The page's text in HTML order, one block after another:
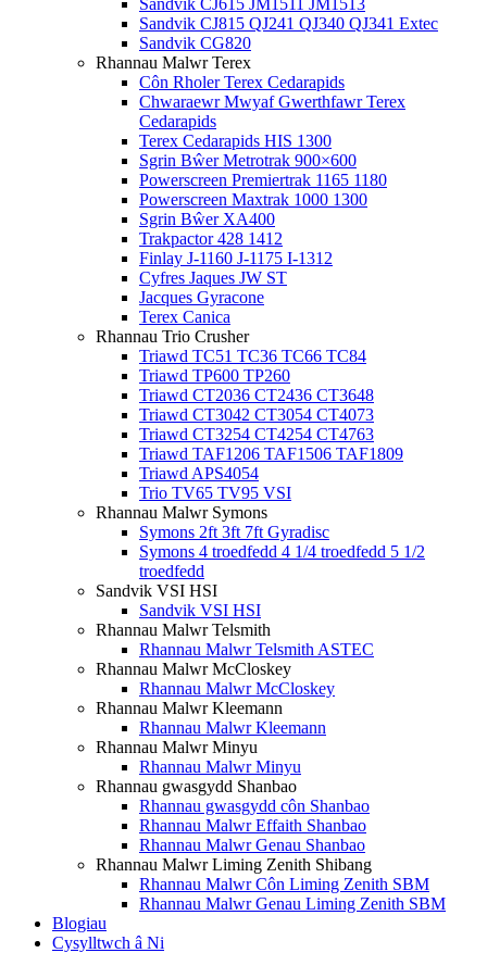
Sandvik CJ615 JM1511 JM1513
Sandvik CJ815 QJ241 QJ340 QJ341 Extec
Sandvik CG820
Rhannau Malwr Terex
Côn Rholer Terex Cedarapids
Chwaraewr Mwyaf Gwerthfawr Terex
Cedarapids
Terex Cedarapids HIS 1300
Sgrin Bŵer Metrotrak 900×600
Powerscreen Premiertrak 1165 1180
Powerscreen Maxtrak 1000 1300
Sgrin Bŵer XA400
Trakpactor 428 1412
Finlay J-1160 J-1175 I-1312
Cyfres Jaques JW ST
Jacques Gyracone
Terex Canica
Rhannau Trio Crusher
Triawd TC51 TC36 TC66 TC84
Triawd TP600 TP260
Triawd CT2036 CT2436 CT3648
Triawd CT3042 CT3054 CT4073
Triawd CT3254 CT4254 CT4763
Triawd TAF1206 TAF1506 TAF1809
Triawd APS4054
Trio TV65 TV95 VSI
Rhannau Malwr Symons
Symons 2ft 3ft 7ft Gyradisc
Symons 4 troedfedd 4 1/4 troedfedd 5 1/2
troedfedd
Sandvik VSI HSI
Sandvik VSI HSI
Rhannau Malwr Telsmith
Rhannau Malwr Telsmith ASTEC
Rhannau Malwr McCloskey
Rhannau Malwr McCloskey
Rhannau Malwr Kleemann
Rhannau Malwr Kleemann
Rhannau Malwr Minyu
Rhannau Malwr Minyu
Rhannau gwasgydd Shanbao
Rhannau gwasgydd côn Shanbao
Rhannau Malwr Effaith Shanbao
Rhannau Malwr Genau Shanbao
Rhannau Malwr Liming Zenith Shibang
Rhannau Malwr Côn Liming Zenith SBM
Rhannau Malwr Genau Liming Zenith SBM
Blogiau
Cysylltwch â Ni